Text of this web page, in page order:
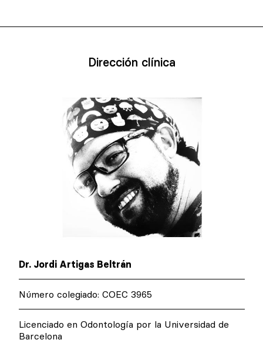
Dirección clínica
Dr. Jordi Artigas Beltrán
Número colegiado: COEC 3965
Licenciado en Odontología por la Universidad de
Barcelona